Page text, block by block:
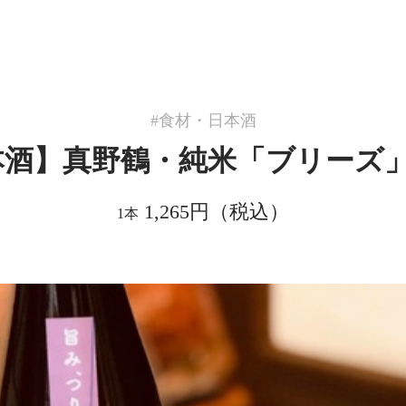
食材・日本酒
】真野鶴・純米「ブリーズ
1本 1,265円（税込）